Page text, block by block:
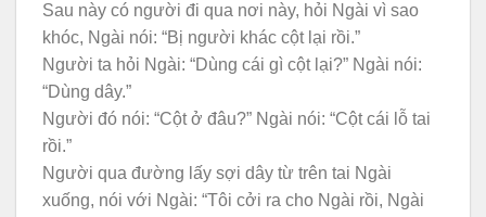
Sau này có người đi qua nơi này, hỏi Ngài vì sao
khóc, Ngài nói: “Bị người khác cột lại rồi.”
Người ta hỏi Ngài: “Dùng cái gì cột lại?” Ngài nói:
“Dùng dây.”
Người đó nói: “Cột ở đâu?” Ngài nói: “Cột cái lỗ tai
rồi.”
Người qua đường lấy sợi dây từ trên tai Ngài
xuống, nói với Ngài: “Tôi cởi ra cho Ngài rồi, Ngài